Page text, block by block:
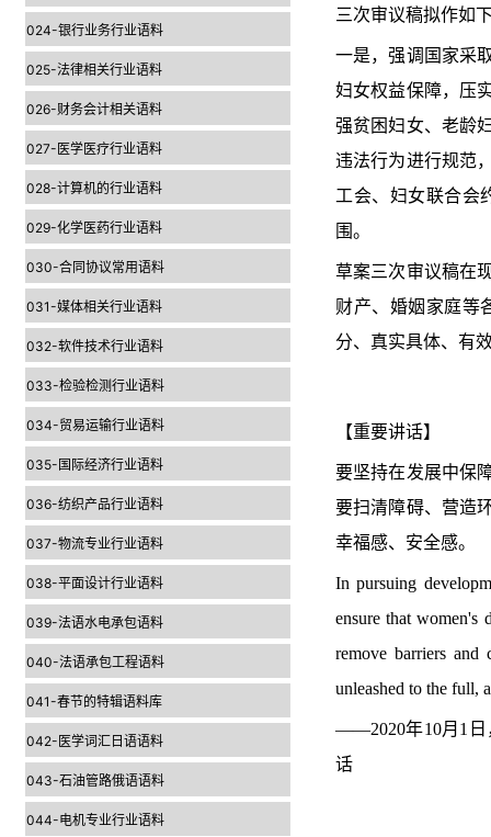
024-银行业务行业语料
025-法律相关行业语料
026-财务会计相关语料
027-医学医疗行业语料
028-计算机的行业语料
029-化学医药行业语料
030-合同协议常用语料
031-媒体相关行业语料
032-软件技术行业语料
033-检验检测行业语料
034-贸易运输行业语料
035-国际经济行业语料
036-纺织产品行业语料
037-物流专业行业语料
038-平面设计行业语料
039-法语水电承包语料
040-法语承包工程语料
041-春节的特辑语料库
042-医学词汇日语语料
043-石油管路俄语语料
044-电机专业行业语料
三次审议稿拟作如
一是，强调国家采
妇女权益保障，压
强贫困妇女、老龄
违法行为进行规范
工会、妇女联合会
围。
草案三次审议稿在
财产、婚姻家庭等
分、真实具体、有
【重要讲话】
要坚持在发展中保
要扫清障碍、营造
幸福感、安全感。
In pursuing
ensure that women's
remove barriers and
unleashed to the full,
——2020年10月1日
话